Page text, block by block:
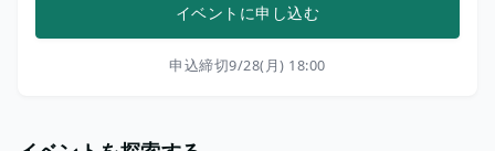
イベントに申し込む
申込締切9/28(月) 18:00